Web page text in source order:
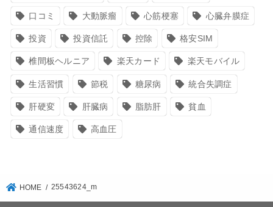
口コミ 大動脈瘤 心筋梗塞 心臓弁膜症
投資 投資信託 控除 格安SIM
椎間板ヘルニア 楽天カード 楽天モバイル
生活習慣 節税 糖尿病 統合失調症
肝硬変 肝臓病 脂肪肝 貧血
通信速度 高血圧
HOME 25543624_m